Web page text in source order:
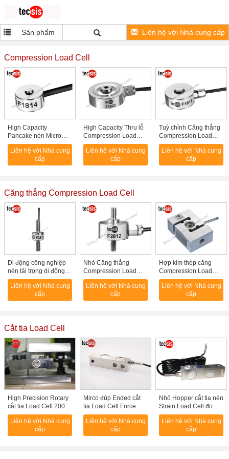
Sản phẩm Liên hệ với Nhà cung cấp
Compression Load Cell
High Capacity
Pancake nén Micro
Load Cell 20kg 50kg
100kg
Liên hệ với Nhà cung
cấp
High Capacity Thru lỗ
Compression Load
Cell nhỏ với cấu trúc
đơn giản
Liên hệ với Nhà cung
cấp
Tuỳ chỉnh Căng thẳng
Compression Load
Cell Trọng lượng 5kg,
chính xác cao
Liên hệ với Nhà cung
cấp
Căng thẳng Compression Load Cell
Di động công nghiệp
nén tải trọng di động
10kg đến 500kg
Liên hệ với Nhà cung
cấp
Nhỏ Căng thẳng
Compression Load
Cell, thép không gỉ tải
Sensor 50kg 100kg
Liên hệ với Nhà cung
cấp
Hợp kim thép căng
Compression Load
Cell Trọng lượng 5kg -
10t Đối Hopper Scale
Liên hệ với Nhà cung
cấp
Cắt tia Load Cell
High Precision Rotary
cắt tia Load Cell 200kg
300kg 500kg Đối
Scale Truck
Liên hệ với Nhà cung
cấp
Mirco đúp Ended cắt
tia Load Cell Force
Transducer Đối với xe
tăng cân
Liên hệ với Nhà cung
cấp
Nhỏ Hopper cắt tia nén
Strain Load Cell đo
của thép hợp kim
Liên hệ với Nhà cung
cấp